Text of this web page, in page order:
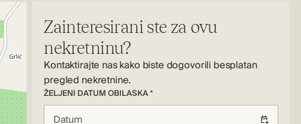
Zainteresirani ste za ovu
nekretninu?
Kontaktirajte nas kako biste dogovorili besplatan
pregled nekretnine.
ŽELJENI DATUM OBILASKA *